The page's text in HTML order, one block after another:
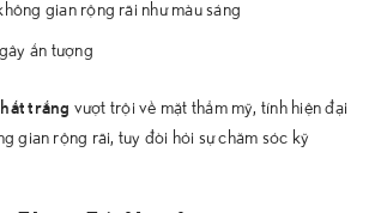
gian rộng rãi như màu sáng
ấn tượng
trắng vượt trội về mặt thẩm mỹ, tính hiện đại
gian rộng rãi, tuy đòi hỏi sự chăm sóc kỹ